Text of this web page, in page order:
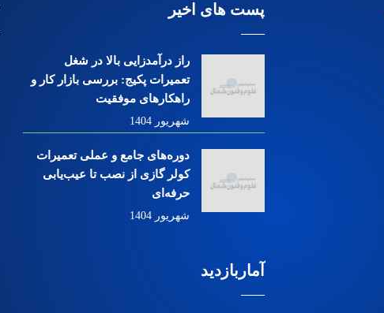
پست های اخیر
راز درآمدزایی بالا در شغل
تعمیرات پکیج: بررسی بازار کار و
راهکارهای موفقیت
شهریور 1404
دوره‌های جامع و عملی تعمیرات
کولر گازی از نصب تا عیب‌یابی
حرفه‌ای
شهریور 1404
آماربازدید